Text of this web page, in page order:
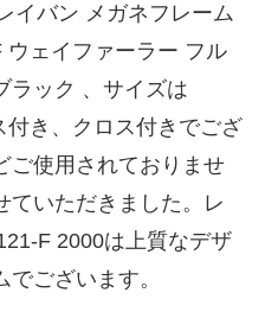
イバン メガネフレーム
ェイファーラー フル
ラック 、サイズは
き、クロス付きでござ
ご使用されておりませ
ていただきました。レ
F 2000は上質なデザ
ございます。